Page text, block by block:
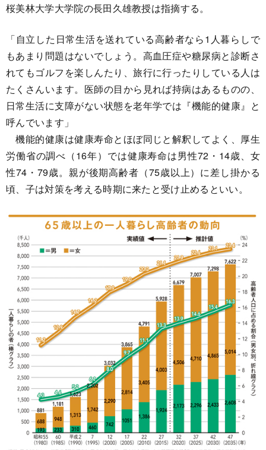
桜美林大学大学院の長田久雄教授は指摘する。
「自立した日常生活を送れている高齢者なら1人暮らしで
もあまり問題はないでしょう。高血圧症や糖尿病と診断さ
れてもゴルフを楽しんたり、旅行に行ったりしている人は
たくさんいます。医師の目から見れば持病はあるものの、
日常生活に支障がない状態を老年学では『機能的健康』と
呼んでいます」
機能的健康は健康寿命とほぼ同じと解釈してよく、厚生
労働省の調べ（16年）では健康寿命は男性72・14歳、女
性74・79歳。親が後期高齢者（75歳以上）に差し掛かる
頃、子は対策を考える時期に来たと受け止めるといい。